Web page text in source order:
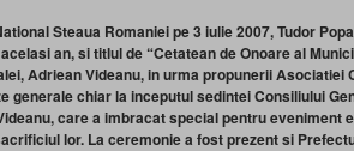
Steaua Romaniei pe 3 iulie 2007, Tudor
an, si titlul de “Cetatean de Onoare al
Adriean Videanu, in urma propunerii Asociatiei
generale chiar la inceputul sedintei Consiliului
care a imbracat special pentru eveniment
lor. La ceremonie a fost prezent si